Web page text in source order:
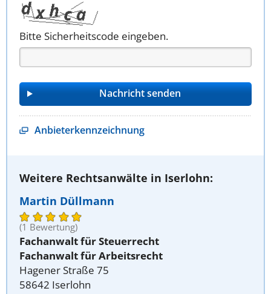
Bitte Sicherheitscode eingeben.
Anbieterkennzeichnung
Weitere Rechtsanwälte in Iserlohn:
Martin Düllmann
(1 Bewertung)
Fachanwalt für Steuerrecht
Fachanwalt für Arbeitsrecht
Hagener Straße 75
58642 Iserlohn